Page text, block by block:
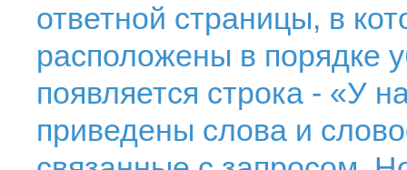
ответной страницы, в
расположены в порядке
появляется строка - «У
приведены слова и